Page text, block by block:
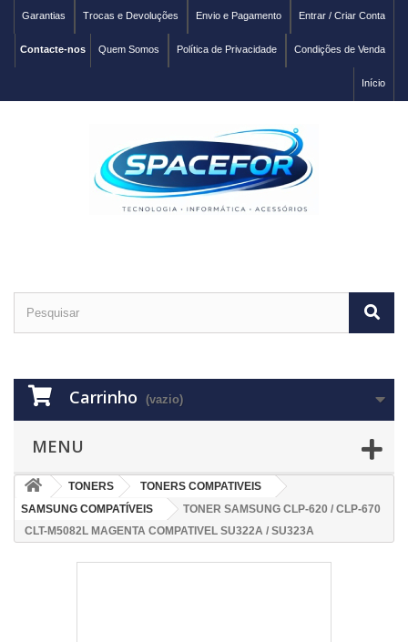
Entrar / Criar Conta
Envio e Pagamento
Trocas e Devoluções
Garantias
Condições de Venda
Política de Privacidade
Quem Somos
Contacte-nos
Início
Carrinho (vazio)
MENU
TONERS
TONERS COMPATIVEIS
SAMSUNG COMPATÍVEIS
TONER SAMSUNG CLP-620 / CLP-670
CLT-M5082L MAGENTA COMPATIVEL SU322A / SU323A